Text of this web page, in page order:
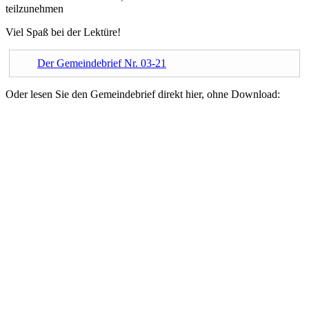
teilzunehmen
Viel Spaß bei der Lektüre!
Der Gemeindebrief Nr. 03-21
Oder lesen Sie den Gemeindebrief direkt hier, ohne Download: